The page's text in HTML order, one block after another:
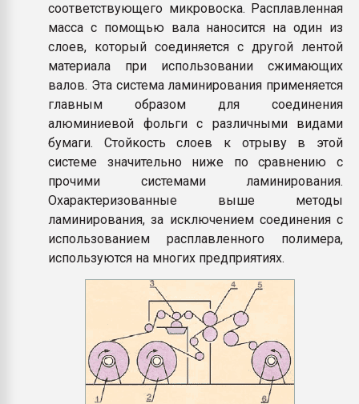
соответствующего микровоска. Расплавленная
масса с помощью вала наносится на один из
слоев, который соединяется с другой лентой
материала при использовании сжимающих
валов. Эта система ламинирования применяется
главным образом для соединения
алюминиевой фольги с различными видами
бумаги. Стойкость слоев к отрыву в этой
системе значительно ниже по сравнению с
прочими системами ламинирования.
Охарактеризованные выше методы
ламинирования, за исключением соединения с
использованием расплавленного полимера,
используются на многих предприятиях.